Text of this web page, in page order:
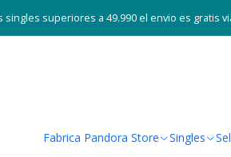
Fabrica Pandora Store Singles
singles superiores a 49.990 el envio es gratis